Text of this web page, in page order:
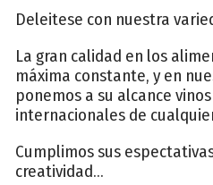
Deleitese con nuestra
La gran calidad en los
máxima constante, y en
ponemos a su alcance
internacionales de
Cumplimos sus
creatividad...